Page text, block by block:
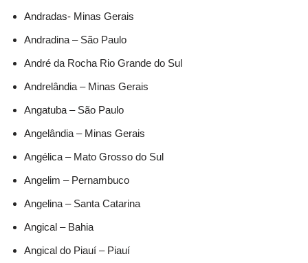
Andradas- Minas Gerais
Andradina – São Paulo
André da Rocha Rio Grande do Sul
Andrelândia – Minas Gerais
Angatuba – São Paulo
Angelândia – Minas Gerais
Angélica – Mato Grosso do Sul
Angelim – Pernambuco
Angelina – Santa Catarina
Angical – Bahia
Angical do Piauí – Piauí